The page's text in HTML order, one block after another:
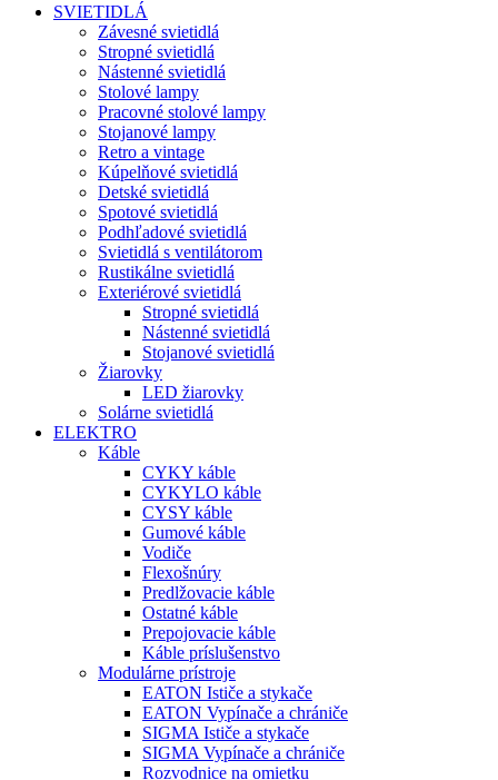
SVIETIDLÁ
Závesné svietidlá
Stropné svietidlá
Nástenné svietidlá
Stolové lampy
Pracovné stolové lampy
Stojanové lampy
Retro a vintage
Kúpelňové svietidlá
Detské svietidlá
Spotové svietidlá
Podhľadové svietidlá
Svietidlá s ventilátorom
Rustikálne svietidlá
Exteriérové svietidlá
Stropné svietidlá
Nástenné svietidlá
Stojanové svietidlá
Žiarovky
LED žiarovky
Solárne svietidlá
ELEKTRO
Káble
CYKY káble
CYKYLO káble
CYSY káble
Gumové káble
Vodiče
Flexošnúry
Predlžovacie káble
Ostatné káble
Prepojovacie káble
Káble príslušenstvo
Modulárne prístroje
EATON Ističe a stykače
EATON Vypínače a chrániče
SIGMA Ističe a stykače
SIGMA Vypínače a chrániče
Rozvodnice na omietku